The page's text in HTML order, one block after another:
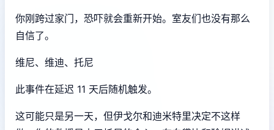
你刚跨过家门，恐吓就会重新开始。室友们也没有那么
自信了。
维尼、维迪、托尼
此事件在延迟 11 天后随机触发。
这可能只是另一天，但伊戈尔和迪米特里决定不这样